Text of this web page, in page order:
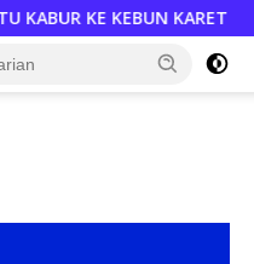
Semarakkan